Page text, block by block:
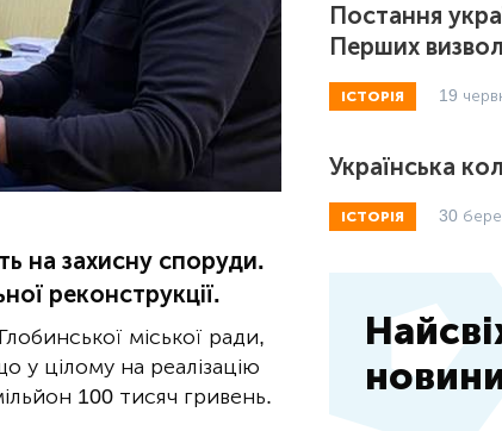
на захисну споруди.
реконструкції.
міської ради,
у цілому на реалізацію
100 тисяч гривень.
Постання
Перших
ІСТОРІЯ 19
Українська
ІСТОРІЯ 30